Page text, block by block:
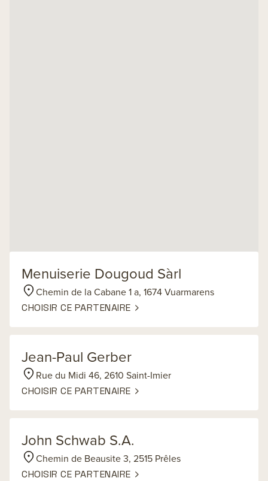
Menuiserie Dougoud Sàrl
Chemin de la Cabane 1 a, 1674 Vuarmarens
CHOISIR CE PARTENAIRE
Jean-Paul Gerber
Rue du Midi 46, 2610 Saint-Imier
CHOISIR CE PARTENAIRE
John Schwab S.A.
Chemin de Beausite 3, 2515 Prêles
CHOISIR CE PARTENAIRE